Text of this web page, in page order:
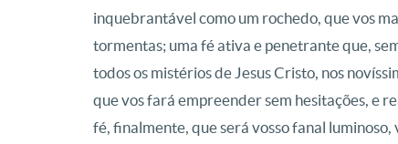
inquebrantável como um rochedo, que vos
tormentas; uma fé ativa e penetrante que,
todos os mistérios de Jesus Cristo, nos
que vos fará empreender sem hesitações, e
fé, finalmente, que será vosso fanal